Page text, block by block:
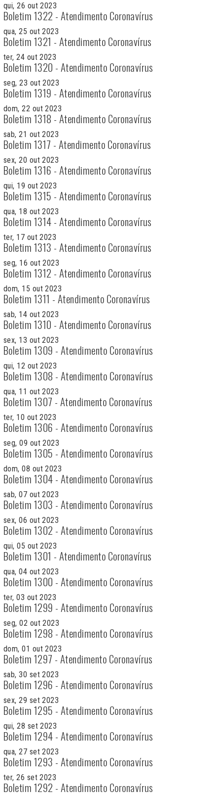
qui, 26 out 2023
Boletim 1322 - Atendimento Coronavírus
qua, 25 out 2023
Boletim 1321 - Atendimento Coronavírus
ter, 24 out 2023
Boletim 1320 - Atendimento Coronavírus
seg, 23 out 2023
Boletim 1319 - Atendimento Coronavírus
dom, 22 out 2023
Boletim 1318 - Atendimento Coronavírus
sab, 21 out 2023
Boletim 1317 - Atendimento Coronavírus
sex, 20 out 2023
Boletim 1316 - Atendimento Coronavírus
qui, 19 out 2023
Boletim 1315 - Atendimento Coronavírus
qua, 18 out 2023
Boletim 1314 - Atendimento Coronavírus
ter, 17 out 2023
Boletim 1313 - Atendimento Coronavírus
seg, 16 out 2023
Boletim 1312 - Atendimento Coronavírus
dom, 15 out 2023
Boletim 1311 - Atendimento Coronavírus
sab, 14 out 2023
Boletim 1310 - Atendimento Coronavírus
sex, 13 out 2023
Boletim 1309 - Atendimento Coronavírus
qui, 12 out 2023
Boletim 1308 - Atendimento Coronavírus
qua, 11 out 2023
Boletim 1307 - Atendimento Coronavírus
ter, 10 out 2023
Boletim 1306 - Atendimento Coronavírus
seg, 09 out 2023
Boletim 1305 - Atendimento Coronavírus
dom, 08 out 2023
Boletim 1304 - Atendimento Coronavírus
sab, 07 out 2023
Boletim 1303 - Atendimento Coronavírus
sex, 06 out 2023
Boletim 1302 - Atendimento Coronavírus
qui, 05 out 2023
Boletim 1301 - Atendimento Coronavírus
qua, 04 out 2023
Boletim 1300 - Atendimento Coronavírus
ter, 03 out 2023
Boletim 1299 - Atendimento Coronavírus
seg, 02 out 2023
Boletim 1298 - Atendimento Coronavírus
dom, 01 out 2023
Boletim 1297 - Atendimento Coronavírus
sab, 30 set 2023
Boletim 1296 - Atendimento Coronavírus
sex, 29 set 2023
Boletim 1295 - Atendimento Coronavírus
qui, 28 set 2023
Boletim 1294 - Atendimento Coronavírus
qua, 27 set 2023
Boletim 1293 - Atendimento Coronavírus
ter, 26 set 2023
Boletim 1292 - Atendimento Coronavírus